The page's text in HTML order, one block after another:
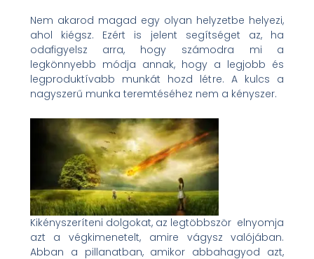
Nem akarod magad egy olyan helyzetbe helyezi,
ahol kiégsz. Ezért is jelent segítséget az, ha
odafigyelsz arra, hogy számodra mi a
legkönnyebb módja annak, hogy a legjobb és
legproduktívabb munkát hozd létre. A kulcs a
nagyszerű munka teremtéséhez nem a kényszer.
Kikényszeríteni dolgokat, az legtöbbször elnyomja
azt a végkimenetelt, amire vágysz valójában.
Abban a pillanatban, amikor abbahagyod azt,